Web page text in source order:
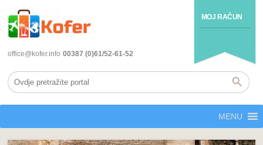
MOJ RAČUN
office@kofer.info 00387 (0)61/52-61-52
MENU